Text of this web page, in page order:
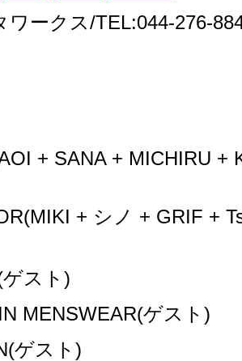
ワークス/TEL:044-276-
+ SANA + MICHIRU +
+ シノ + GRIF +
ゲスト )
MENSWEAR(ゲスト )
ゲスト )